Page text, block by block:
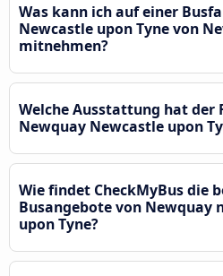
Was kann ich auf einer
Newcastle upon Tyne von
mitnehmen?
Welche Ausstattung hat der
Newquay Newcastle upon
Wie findet CheckMyBus die
Busangebote von Newquay
upon Tyne?